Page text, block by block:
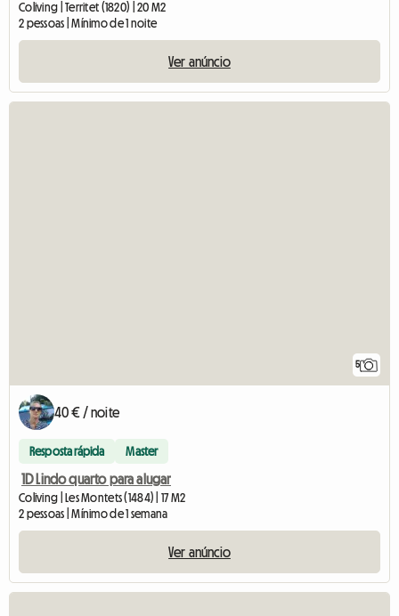
Coliving | Territet (1820) | 20 M2
2 pessoas | Mínimo de 1 noite
Ver anúncio
5
40 € / noite
Resposta rápida Master
1D Lindo quarto para alugar
Coliving | Les Montets (1484) | 17 M2
2 pessoas | Mínimo de 1 semana
Ver anúncio